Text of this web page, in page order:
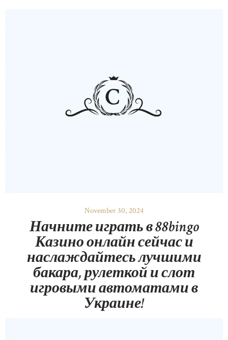
November 30, 2024
Начните играть в 88bingo
Казино онлайн сейчас и
наслаждайтесь лучшими
бакара, рулеткой и слот
игровыми автоматами в
Украине!